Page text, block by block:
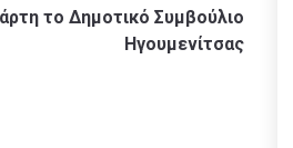
το Δημοτικό Συμβούλιο
Ηγουμενίτσας